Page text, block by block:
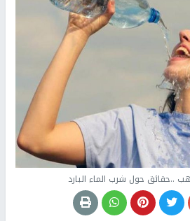
..حقائق حول شرب الماء البارد